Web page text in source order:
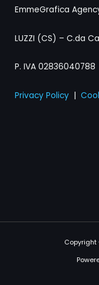
EmmeGrafica
LUZZI (CS) – C.da
P. IVA 02836040788
Privacy Policy